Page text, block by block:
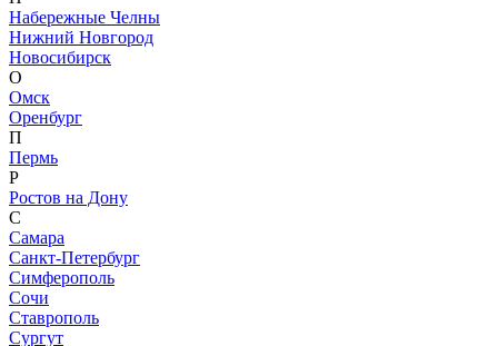
Набережные Челны
Нижний Новгород
Новосибирск
О
Омск
Оренбург
П
Пермь
Р
Ростов на Дону
С
Самара
Санкт-Петербург
Симферополь
Сочи
Ставрополь
Сургут